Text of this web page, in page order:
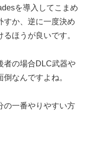
を導入してこまめ
すか、逆に一度決め
ほうが良いです。
者の場合DLC武器や
なんですよね。
の一番やりやすい方